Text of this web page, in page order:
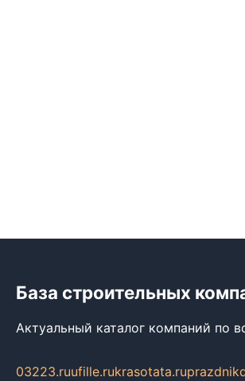
База строительных
Актуальный каталог компаний по
03223.ruufille.rukrasotata.ru